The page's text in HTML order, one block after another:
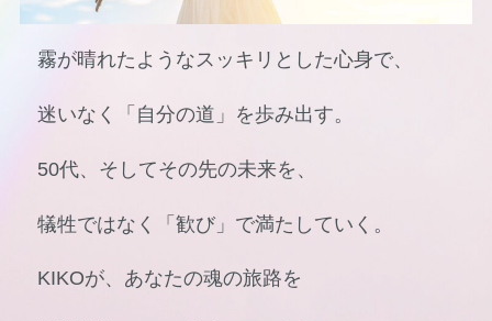
霧が晴れたようなスッキリとした心身で、
迷いなく「自分の道」を歩み出す。
50代、そしてその先の未来を、
犠牲ではなく「歓び」で満たしていく。
KIKOが、あなたの魂の旅路を